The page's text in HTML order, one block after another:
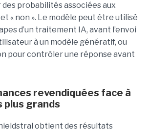
probabilités associées aux
et « non ». Le modèle peut être utilisé
d’un traitement IA, avant l’envoi
à un modèle génératif, ou
pour contrôler une réponse avant
revendiquées face à
plus grands
obtient des résultats